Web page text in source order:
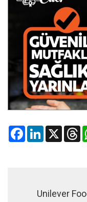
FacebookLinkedIn
X
Unilever